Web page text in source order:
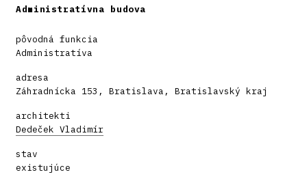
Administratívna budova
pôvodná funkcia
Administratíva
adresa
Záhradnícka 153, Bratislava, Bratislavský kraj
architekti
Dedeček Vladimír
stav
existujúce